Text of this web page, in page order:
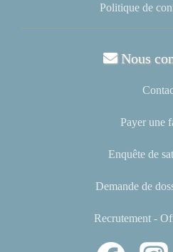
Politique de
Nous
Payer une
Enquête de
Demande de
Recrutement -